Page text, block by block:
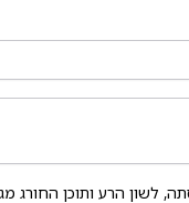
לשון הרע ותוכן החורג